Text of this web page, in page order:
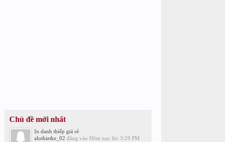
Chủ đề mới nhất
In danh thiếp giá rẻ
alothietke_02 đăng vào Hôm nay lúc 3:29 PM